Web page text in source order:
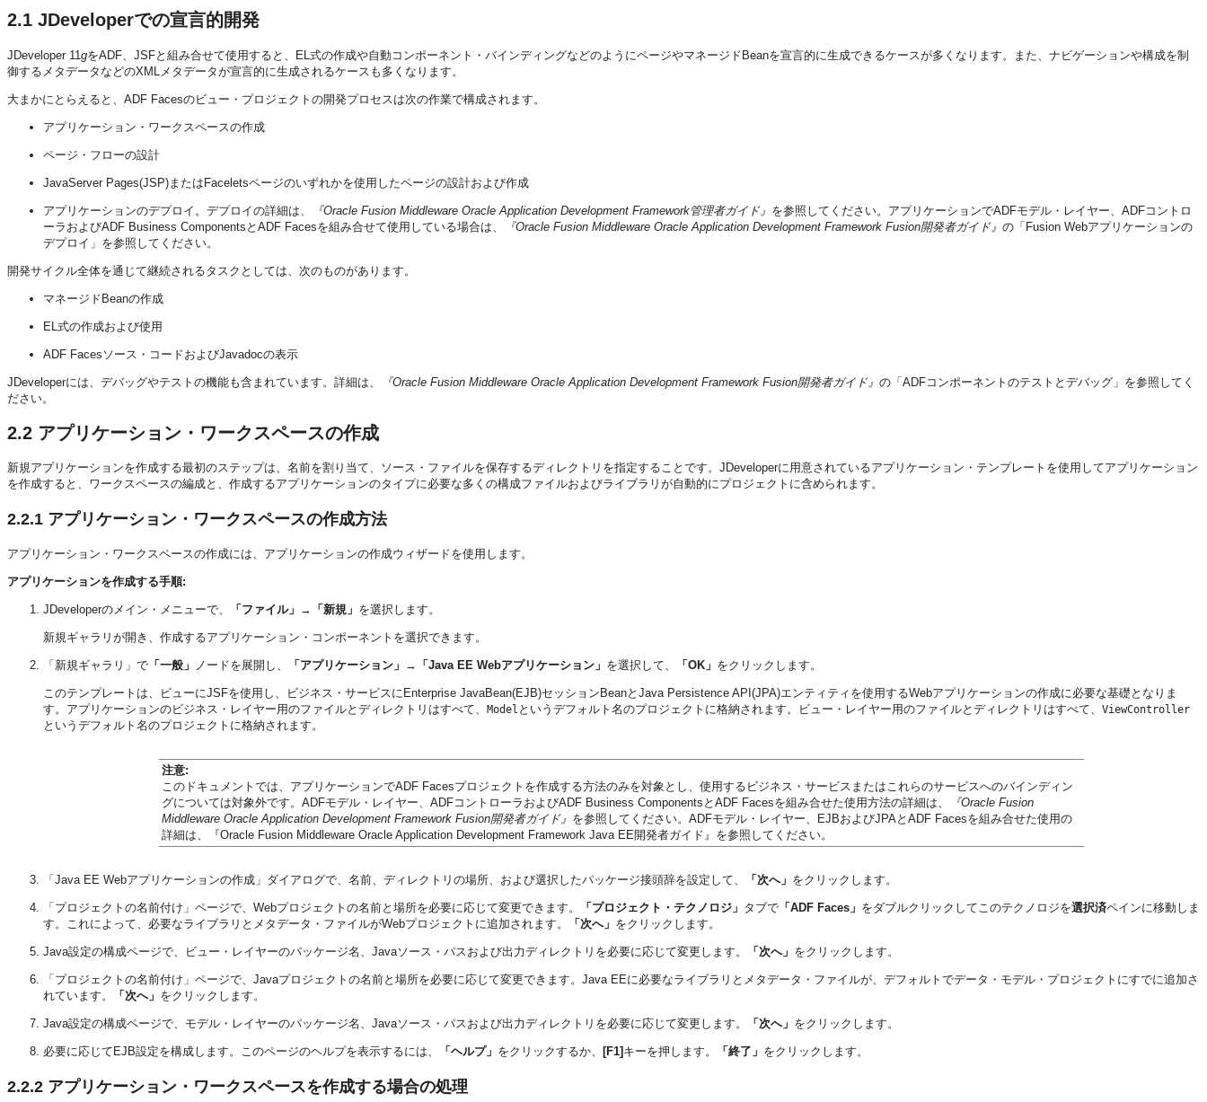
2.1 JDeveloperでの宣言的開発
JDeveloper 11gをADF、JSFと組み合せて使用すると、EL式の作成や自動コンポーネント・バインディングなどのようにページやマネージドBeanを宣言的に生成できるケースが多くなります。また、ナビゲーションや構成を制
御するメタデータなどのXMLメタデータが宣言的に生成されるケースも多くなります。
大まかにとらえると、ADF Facesのビュー・プロジェクトの開発プロセスは次の作業で構成されます。
アプリケーション・ワークスペースの作成
ページ・フローの設計
JavaServer Pages(JSP)またはFaceletsページのいずれかを使用したページの設計および作成
アプリケーションのデプロイ。デプロイの詳細は、 『Oracle Fusion Middleware Oracle Application Development Framework管理者ガイド』 を参照してください。アプリケーションでADFモデル・レイヤー、ADFコントロ
ーラおよびADF Business ComponentsとADF Facesを組み合せて使用している場合は、
『Oracle Fusion Middleware Oracle Application Development Framework Fusion開発者ガイド』 の「Fusion Webアプリケーションの
デプロイ」を参照してください。
開発サイクル全体を通じて継続されるタスクとしては、次のものがあります。
マネージドBeanの作成
EL式の作成および使用
ADF Facesソース・コードおよびJavadocの表示
JDeveloperには、デバッグやテストの機能も含まれています。詳細は、 『Oracle Fusion Middleware Oracle Application Development Framework Fusion開発者ガイド』 の「ADFコンポーネントのテストとデバッグ」を参照してく
ださい。
2.2 アプリケーション・ワークスペースの作成
新規アプリケーションを作成する最初のステップは、名前を割り当て、ソース・ファイルを保存するディレクトリを指定することです。JDeveloperに用意されているアプリケーション・テンプレートを使用してアプリケーション
を作成すると、ワークスペースの編成と、作成するアプリケーションのタイプに必要な多くの構成ファイルおよびライブラリが自動的にプロジェクトに含められます。
2.2.1 アプリケーション・ワークスペースの作成方法
アプリケーション・ワークスペースの作成には、アプリケーションの作成ウィザードを使用します。
アプリケーションを作成する手順:
JDeveloperのメイン・メニューで、 「ファイル」→「新規」 を選択します。
新規ギャラリが開き、作成するアプリケーション・コンポーネントを選択できます。
「新規ギャラリ」で 「一般」 ノードを展開し、 「アプリケーション」 → 「Java EE Webアプリケーション」 を選択して、 「OK」 をクリックします。
このテンプレートは、ビューにJSFを使用し、ビジネス・サービスにEnterprise JavaBean(EJB)セッションBeanとJava Persistence API(JPA)エンティティを使用するWebアプリケーションの作成に必要な基礎となりま
す。アプリケーションのビジネス・レイヤー用のファイルとディレクトリはすべて、
Model というデフォルト名のプロジェクトに格納されます。ビュー・レイヤー用のファイルとディレクトリはすべて、 ViewController
というデフォルト名のプロジェクトに格納されます。
注意:
このドキュメントでは、アプリケーションでADF Facesプロジェクトを作成する方法のみを対象とし、使用するビジネス・サービスまたはこれらのサービスへのバインディン
グについては対象外です。ADFモデル・レイヤー、ADFコントローラおよびADF Business ComponentsとADF Facesを組み合せた使用方法の詳細は、
『Oracle Fusion
Middleware Oracle Application Development Framework Fusion開発者ガイド』 を参照してください。ADFモデル・レイヤー、EJBおよびJPAとADF Facesを組み合せた使用の
詳細は、『Oracle Fusion Middleware Oracle Application Development Framework Java EE開発者ガイド』を参照してください。
「Java EE Webアプリケーションの作成」ダイアログで、名前、ディレクトリの場所、および選択したパッケージ接頭辞を設定して、 「次へ」 をクリックします。
「プロジェクトの名前付け」ページで、Webプロジェクトの名前と場所を必要に応じて変更できます。 「プロジェクト・テクノロジ」 タブで 「ADF Faces」 をダブルクリックしてこのテクノロジを選択済ペインに移動しま
す。これによって、必要なライブラリとメタデータ・ファイルがWebプロジェクトに追加されます。
「次へ」 をクリックします。
Java設定の構成ページで、ビュー・レイヤーのパッケージ名、Javaソース・パスおよび出力ディレクトリを必要に応じて変更します。 「次へ」 をクリックします。
「プロジェクトの名前付け」ページで、Javaプロジェクトの名前と場所を必要に応じて変更できます。Java EEに必要なライブラリとメタデータ・ファイルが、デフォルトでデータ・モデル・プロジェクトにすでに追加さ
れています。
「次へ」 をクリックします。
Java設定の構成ページで、モデル・レイヤーのパッケージ名、Javaソース・パスおよび出力ディレクトリを必要に応じて変更します。 「次へ」 をクリックします。
必要に応じてEJB設定を構成します。このページのヘルプを表示するには、 「ヘルプ」 をクリックするか、 [F1] キーを押します。 「終了」 をクリックします。
2.2.2 アプリケーション・ワークスペースを作成する場合の処理